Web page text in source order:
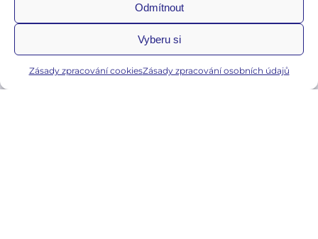
Odmítnout
Vyberu si
Zásady zpracování cookiesZásady zpracování osobních údajů
Zásady zpracování osobních údajů
Zásady zpracování cookies
jiri.emmer@egynda.cz